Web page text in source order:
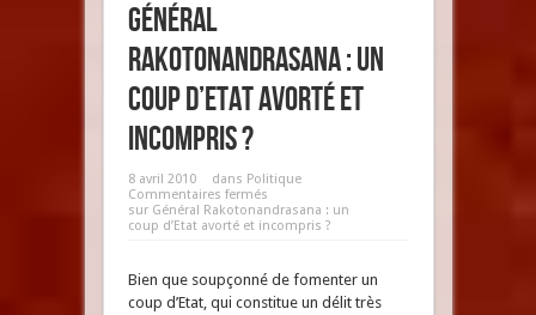
Général
Rakotonandrasana : un
coup d’Etat avorté et
incompris ?
8 avril 2010 dans Politique
Commentaires fermés
sur Général Rakotonandrasana : un
coup d’Etat avorté et incompris ?
Bien que soupçonné de fomenter un
coup d’Etat, qui constitue un délit très